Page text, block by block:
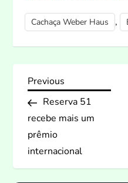
Cachaça Weber Haus ,
N
a
v
e
Previous
Post
Previous
Reserva 51
recebe mais um
prêmio
internacional